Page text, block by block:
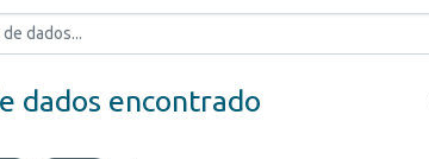
dados encontrado